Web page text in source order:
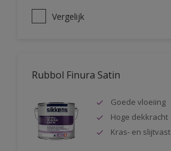
Vergelijk
Rubbol Finura Satin
Goede vloeiing
Hoge dekkracht
Kras- en slijtvast